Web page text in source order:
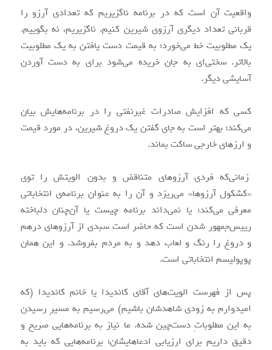
واقعیت آن است که در برنامه ناگزیریم که تعدادی آرزو را
قربانی تعداد دیگری آرزوی شیرین کنیم. ناگزیریم، نه بگوییم.
یک مطلوبیت خط می‌خورد؛ به قیمت دست یافتن به یک مطلوبیت
بالاتر. سختی‌ای به جان خریده می‌شود برای به دست آوردن
آسایشی دیگر.
کسی که افزایش صادرات غیرنفتی را در برنامه‌هایش بیان
می‌کند؛ بهتر است به جای گفتن یک دروغ شیرین، در مورد قیمت
و ارزهای خارجی ساکت بماند.
زمانی‌که فردی آرزوهای متناقض و بدون الویتش را توی
«کشکول آرزوها» می‌ریزد و آن را به عنوان برنامه‌ی انتخاباتی
معرفی می‌کند؛ یا نمی‌داند برنامه چیست یا آن‌چنان دلباخته
رییس‌جمهور شدن است که حاضر است سبدی از آرزوهای درهم
و دروغ را رنگ و لعاب دهد و به مردم بفروشد. و این همان
پوپولیسم انتخاباتی است.
پس از فهرست الویت‌های آقای کاندیدا یا خانم کاندیدا (که
امیدوارم به زودی شاهدشان باشیم) می‌رسیم به مسیرِ رسیدن
به این مطلوباتِ دست‌چین شده. ما نیاز به برنامه‌هایی صریح و
دقیق داریم برای ارزیابی ادعاهایشان؛ برنامه‌هایی که باید به